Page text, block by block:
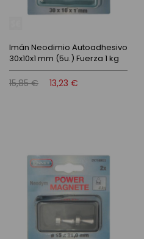
Imán Neodimio Autoadhesivo
30x10x1 mm (5u.) Fuerza 1 kg
15,85 € 13,23 €